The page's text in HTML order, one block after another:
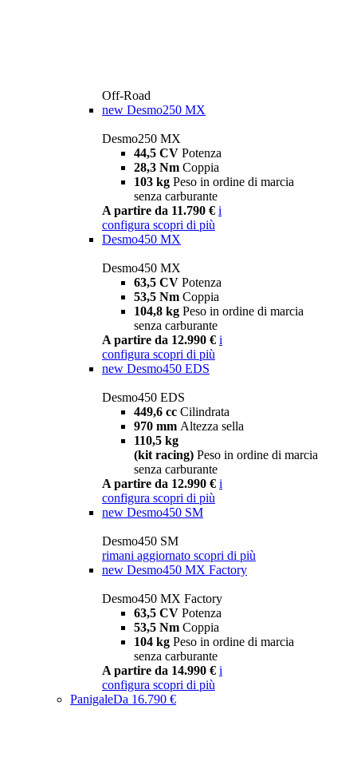
Off-Road
new Desmo250 MX
Desmo250 MX
44,5 CV Potenza
28,3 Nm Coppia
103 kg Peso in ordine di marcia
senza carburante
A partire da 11.790 € i
configura scopri di più
Desmo450 MX
Desmo450 MX
63,5 CV Potenza
53,5 Nm Coppia
104,8 kg Peso in ordine di marcia
senza carburante
A partire da 12.990 € i
configura scopri di più
new Desmo450 EDS
Desmo450 EDS
449,6 cc Cilindrata
970 mm Altezza sella
110,5 kg
(kit racing) Peso in ordine di marcia
senza carburante
A partire da 12.990 € i
configura scopri di più
new Desmo450 SM
Desmo450 SM
rimani aggiornato scopri di più
new Desmo450 MX Factory
Desmo450 MX Factory
63,5 CV Potenza
53,5 Nm Coppia
104 kg Peso in ordine di marcia
senza carburante
A partire da 14.990 € i
configura scopri di più
PanigaleDa 16.790 €